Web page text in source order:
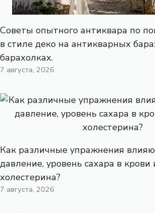
Советы опытного антиквара по
в стиле деко на антикварных
барахолках.
7 августа, 2026
Как различные упражнения
давление, уровень сахара в крови
холестерина?
7 августа, 2026